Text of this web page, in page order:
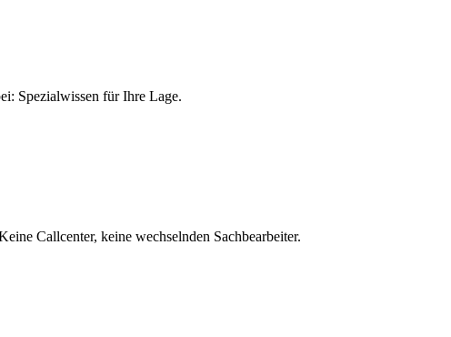
Spezialwissen für Ihre Lage.
Callcenter, keine wechselnden Sachbearbeiter.